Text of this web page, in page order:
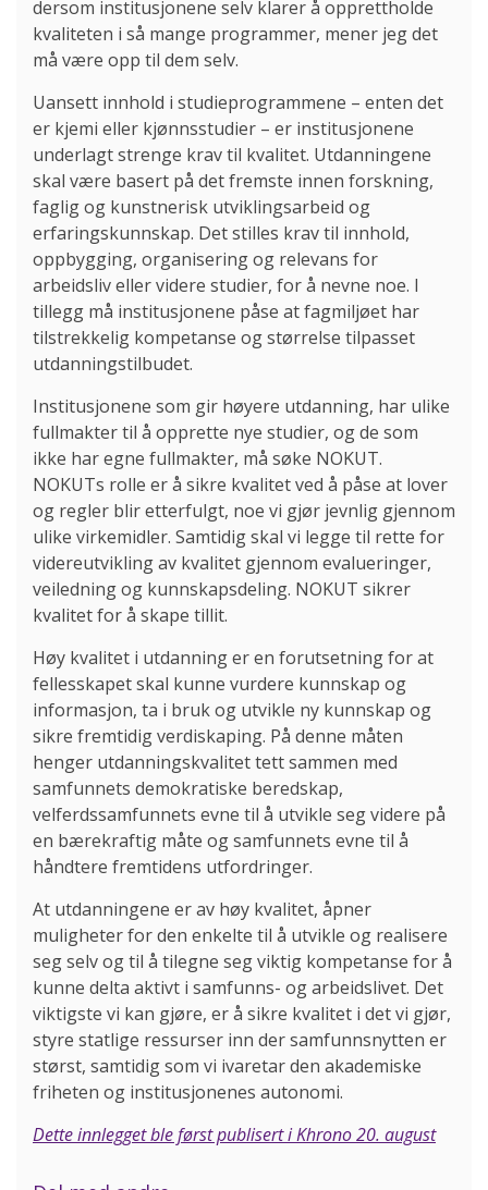
dersom institusjonene selv klarer å opprettholde
kvaliteten i så mange programmer, mener jeg det
må være opp til dem selv.
Uansett innhold i studieprogrammene – enten det
er kjemi eller kjønnsstudier – er institusjonene
underlagt strenge krav til kvalitet. Utdanningene
skal være basert på det fremste innen forskning,
faglig og kunstnerisk utviklingsarbeid og
erfaringskunnskap. Det stilles krav til innhold,
oppbygging, organisering og relevans for
arbeidsliv eller videre studier, for å nevne noe. I
tillegg må institusjonene påse at fagmiljøet har
tilstrekkelig kompetanse og størrelse tilpasset
utdanningstilbudet.
Institusjonene som gir høyere utdanning, har ulike
fullmakter til å opprette nye studier, og de som
ikke har egne fullmakter, må søke NOKUT.
NOKUTs rolle er å sikre kvalitet ved å påse at lover
og regler blir etterfulgt, noe vi gjør jevnlig gjennom
ulike virkemidler. Samtidig skal vi legge til rette for
videreutvikling av kvalitet gjennom evalueringer,
veiledning og kunnskapsdeling. NOKUT sikrer
kvalitet for å skape tillit.
Høy kvalitet i utdanning er en forutsetning for at
fellesskapet skal kunne vurdere kunnskap og
informasjon, ta i bruk og utvikle ny kunnskap og
sikre fremtidig verdiskaping. På denne måten
henger utdanningskvalitet tett sammen med
samfunnets demokratiske beredskap,
velferdssamfunnets evne til å utvikle seg videre på
en bærekraftig måte og samfunnets evne til å
håndtere fremtidens utfordringer.
At utdanningene er av høy kvalitet, åpner
muligheter for den enkelte til å utvikle og realisere
seg selv og til å tilegne seg viktig kompetanse for å
kunne delta aktivt i samfunns- og arbeidslivet. Det
viktigste vi kan gjøre, er å sikre kvalitet i det vi gjør,
styre statlige ressurser inn der samfunnsnytten er
størst, samtidig som vi ivaretar den akademiske
friheten og institusjonenes autonomi.
Dette innlegget ble først publisert i Khrono 20. august